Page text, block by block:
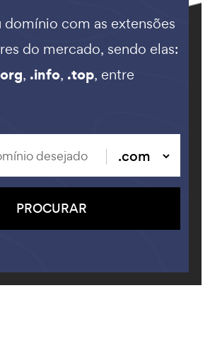
domínio com as extensões
do mercado, sendo elas:
, .info, .top, entre
PROCURAR